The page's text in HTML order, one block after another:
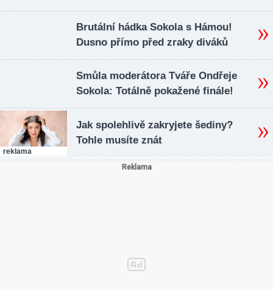
Brutální hádka Sokola s Hámou!
Dusno přímo před zraky diváků
Smůla moderátora Tváře Ondřeje
Sokola: Totálně pokažené finále!
reklama
Jak spolehlivě zakryjete šediny?
Tohle musíte znát